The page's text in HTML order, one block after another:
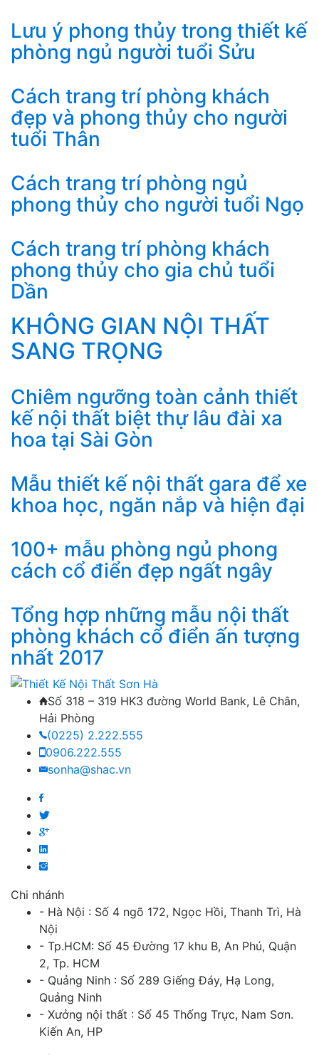
Lưu ý phong thủy trong thiết kế
phòng ngủ người tuổi Sửu
Cách trang trí phòng khách
đẹp và phong thủy cho người
tuổi Thân
Cách trang trí phòng ngủ
phong thủy cho người tuổi Ngọ
Cách trang trí phòng khách
phong thủy cho gia chủ tuổi
Dần
KHÔNG GIAN NỘI THẤT
SANG TRỌNG
Chiêm ngưỡng toàn cảnh thiết
kế nội thất biệt thự lâu đài xa
hoa tại Sài Gòn
Mẫu thiết kế nội thất gara để xe
khoa học, ngăn nắp và hiện đại
100+ mẫu phòng ngủ phong
cách cổ điển đẹp ngất ngây
Tổng hợp những mẫu nội thất
phòng khách cổ điển ấn tượng
nhất 2017
Số 318 – 319 HK3 đường World Bank, Lê Chân,
Hải Phòng
(0225) 2.222.555
0906.222.555
sonha@shac.vn
Chi nhánh
- Hà Nội : Số 4 ngõ 172, Ngọc Hồi, Thanh Trì, Hà
Nội
- Tp.HCM: Số 45 Đường 17 khu B, An Phú, Quận
2, Tp. HCM
- Quảng Ninh : Số 289 Giếng Đáy, Hạ Long,
Quảng Ninh
- Xưởng nội thất : Số 45 Thống Trực, Nam Sơn.
Kiến An, HP